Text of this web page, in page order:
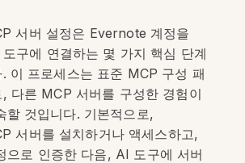
서버 설정은 Evernote 계정을
구에 연결하는 몇 가지 핵심 단계
이 프로세스는 표준 MCP 구성 패
다른 MCP 서버를 구성한 경험이
할 것입니다. 기본적으로,
서버를 설치하거나 액세스하고,
으로 인증한 다음, AI 도구에 서버